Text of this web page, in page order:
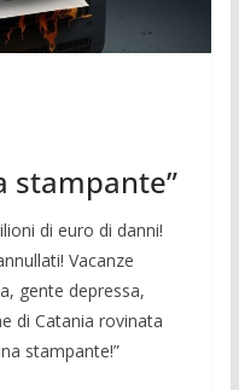
stampante”
di euro di danni!
Vacanze
gente depressa,
di Catania rovinata
stampante!”